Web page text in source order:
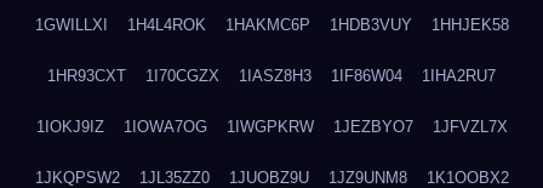
1GWILLXI 1H4L4ROK 1HAKMC6P 1HDB3VUY 1HHJEK58
1HR93CXT 1I70CGZX 1IASZ8H3 1IF86W04 1IHA2RU7
1IOKJ9IZ 1IOWA7OG 1IWGPKRW 1JEZBYO7 1JFVZL7X
1JKQPSW2 1JL35ZZ0 1JUOBZ9U 1JZ9UNM8 1K1OOBX2